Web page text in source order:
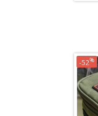
-52%